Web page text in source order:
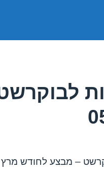
– מבצע לחודש מרץ 2017!